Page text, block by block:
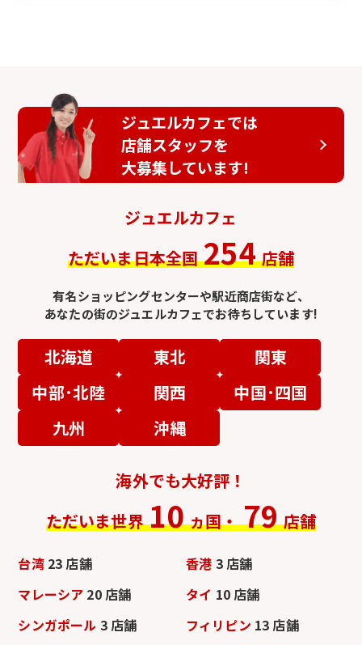
ジュエルカフェでは
店舗スタッフを
大募集しています!
ジュエルカフェ
ただいま日本全国 254 店舗
有名ショッピングセンターや駅近商店街など、
あなたの街のジュエルカフェでお待ちしています!
北海道 東北
関東
中部･北陸
関西
中国･四国
九州
沖縄
海外でも大好評！
ただいま世界 10 ヵ国・ 79 店舗
台湾 23 店舗 香港 3 店舗
マレーシア 20 店舗 タイ 10 店舗
シンガポール 3 店舗 フィリピン 13 店舗